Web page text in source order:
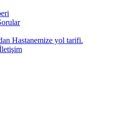
Hastanemize yol tarifi.